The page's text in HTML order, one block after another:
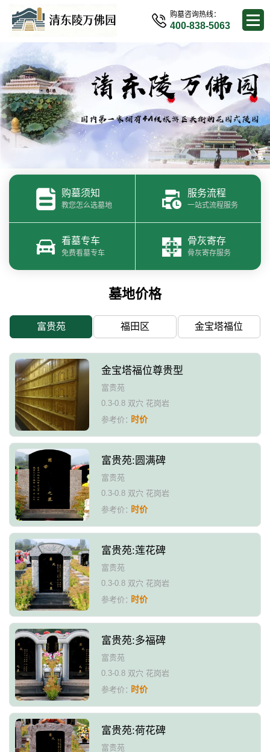
购墓咨询热线：
400-838-5063
购墓须知
教您怎么选墓地
服务流程
一站式流程服务
看墓专车
免费看墓专车
骨灰寄存
骨灰寄存服务
墓地价格
富贵苑 福田区 金宝塔福位
金宝塔福位尊贵型
富贵苑
0.3-0.8 双穴 花岗岩
参考价：时价
富贵苑:圆满碑
富贵苑
0.3-0.8 双穴 花岗岩
参考价：时价
富贵苑:莲花碑
富贵苑
0.3-0.8 双穴 花岗岩
参考价：时价
富贵苑:多福碑
富贵苑
0.3-0.8 双穴 花岗岩
参考价：时价
富贵苑:荷花碑
富贵苑